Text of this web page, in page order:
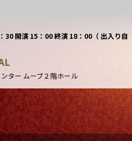
開演 15：00 終演 18：00（ 出入り自
ター ムーブ２階ホール